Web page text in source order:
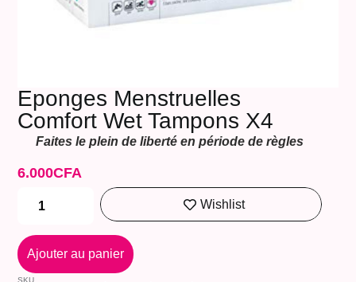
Eponges Menstruelles
Comfort Wet Tampons X4
Faites le plein de liberté en période de règles
6.000CFA
Wishlist
Ajouter au panier